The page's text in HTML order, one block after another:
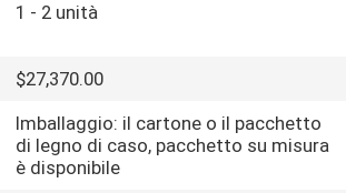
1 - 2 unità
$27,370.00
Imballaggio: il cartone o il pacchetto
di legno di caso, pacchetto su misura
è disponibile